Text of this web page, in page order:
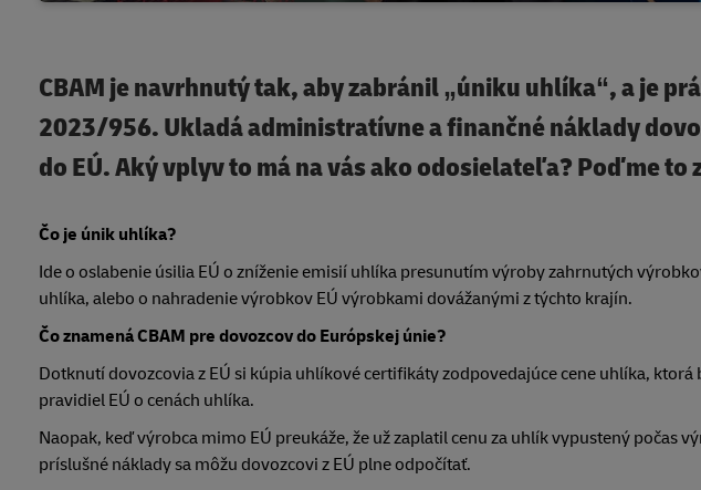
CBAM je navrhnutý tak, aby zabránil „úniku uhlíka“, a je
2023/956. Ukladá administratívne a finančné náklady
do EÚ. Aký vplyv to má na vás ako odosielateľa? Poďme to
Čo je únik uhlíka?
Ide o oslabenie úsilia EÚ o zníženie emisií uhlíka presunutím výroby zahrnutých
uhlíka, alebo o nahradenie výrobkov EÚ výrobkami dovážanými z týchto krajín.
Čo znamená CBAM pre dovozcov do Európskej únie?
Dotknutí dovozcovia z EÚ si kúpia uhlíkové certifikáty zodpovedajúce cene uhlíka,
pravidiel EÚ o cenách uhlíka.
Naopak, keď výrobca mimo EÚ preukáže, že už zaplatil cenu za uhlík vypustený počas
príslušné náklady sa môžu dovozcovi z EÚ plne odpočítať.